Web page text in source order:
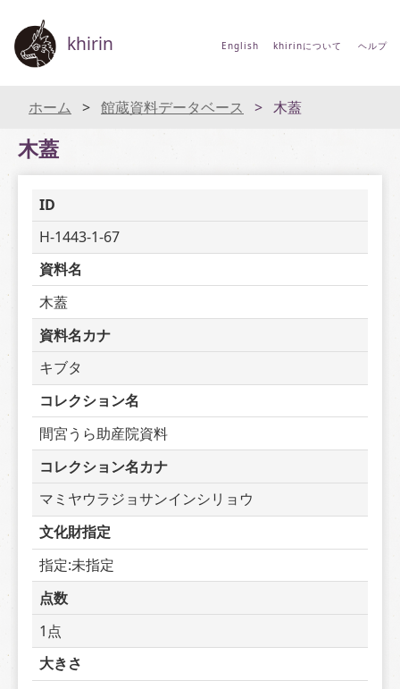
khirin English khirinについて ヘルプ
ホーム 館蔵資料データベース 木蓋
木蓋
ID
H-1443-1-67
資料名
木蓋
資料名カナ
キブタ
コレクション名
間宮うら助産院資料
コレクション名カナ
マミヤウラジョサンインシリョウ
文化財指定
指定:未指定
点数
1点
大きさ